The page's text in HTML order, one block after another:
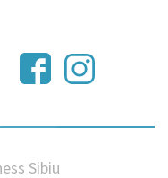
Sibiu